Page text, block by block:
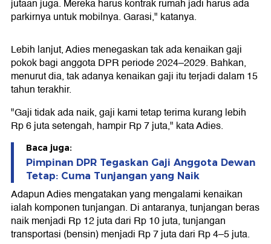
jutaan juga. Mereka harus kontrak rumah jadi harus ada
parkirnya untuk mobilnya. Garasi," katanya.
Lebih lanjut, Adies menegaskan tak ada kenaikan gaji
pokok bagi anggota DPR periode 2024–2029. Bahkan,
menurut dia, tak adanya kenaikan gaji itu terjadi dalam 15
tahun terakhir.
"Gaji tidak ada naik, gaji kami tetap terima kurang lebih
Rp 6 juta setengah, hampir Rp 7 juta," kata Adies.
Baca juga:
Pimpinan DPR Tegaskan Gaji Anggota Dewan
Tetap: Cuma Tunjangan yang Naik
Adapun Adies mengatakan yang mengalami kenaikan
ialah komponen tunjangan. Di antaranya, tunjangan beras
naik menjadi Rp 12 juta dari Rp 10 juta, tunjangan
transportasi (bensin) menjadi Rp 7 juta dari Rp 4–5 juta.